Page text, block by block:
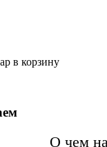
в корзину
О чем